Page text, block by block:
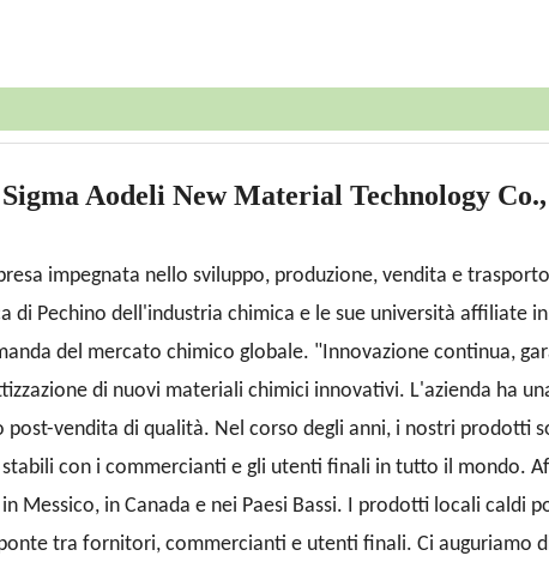
Aodeli New Material Technology
impegnata nello sviluppo, produzione, vendita e
Pechino dell'industria chimica e le sue università affiliate
del mercato chimico globale. "Innovazione continua,
di nuovi materiali chimici innovativi. L'azienda ha
post-vendita di qualità. Nel corso degli anni, i nostri prodotti
con i commercianti e gli utenti finali in tutto il mondo.
Messico, in Canada e nei Paesi Bassi. I prodotti locali caldi
tra fornitori, commercianti e utenti finali. Ci auguriamo